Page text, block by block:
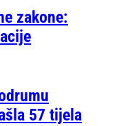
zakone:
57 tijela